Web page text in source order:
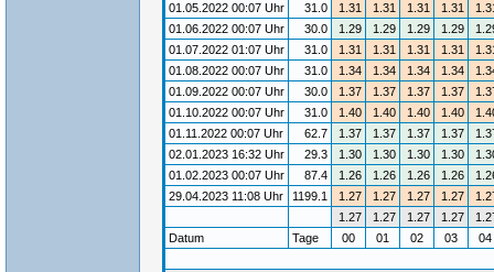
01.05.2022 00:07 Uhr
31.0 1.31 1.31 1.31 1.31
01.06.2022 00:07 Uhr
30.0 1.29 1.29 1.29 1.29
01.07.2022 01:07 Uhr
31.0 1.31 1.31 1.31 1.31
01.08.2022 00:07 Uhr
31.0 1.34 1.34 1.34 1.34
01.09.2022 00:07 Uhr
30.0 1.37 1.37 1.37 1.37
01.10.2022 00:07 Uhr
31.0 1.40 1.40 1.40 1.40
01.11.2022 00:07 Uhr
62.7 1.37 1.37 1.37 1.37
02.01.2023 16:32 Uhr
29.3 1.30 1.30 1.30 1.30
01.02.2023 00:07 Uhr
87.4 1.26 1.26 1.26 1.26
29.04.2023 11:08 Uhr
1199.1 1.27 1.27 1.27 1.27
1.27
1.27 1.27 1.27
Datum
Tage 00 01 02 03 04